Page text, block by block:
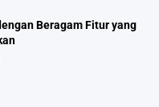
Beragam Fitur yang